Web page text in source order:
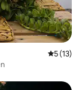
5 (13)